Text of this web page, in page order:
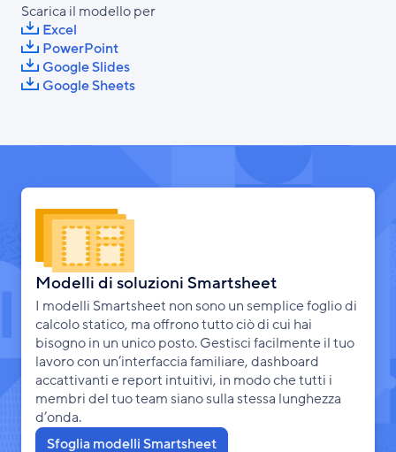
Scarica il modello per
Excel
PowerPoint
Google Slides
Google Sheets
Modelli di soluzioni Smartsheet
I modelli Smartsheet non sono un semplice foglio di
calcolo statico, ma offrono tutto ciò di cui hai
bisogno in un unico posto. Gestisci facilmente il tuo
lavoro con un’interfaccia familiare, dashboard
accattivanti e report intuitivi, in modo che tutti i
membri del tuo team siano sulla stessa lunghezza
d’onda.
Sfoglia modelli Smartsheet